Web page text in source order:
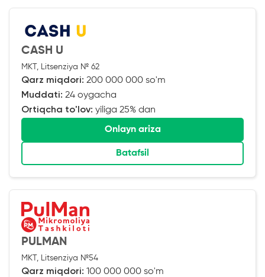
CASH U
MKT, Litsenziya № 62
Qarz miqdori: 200 000 000 so'm
Muddati: 24 oygacha
Ortiqcha to'lov: yiliga 25% dan
Onlayn ariza
Batafsil
PULMAN
MKT, Litsenziya №54
Qarz miqdori: 100 000 000 so'm